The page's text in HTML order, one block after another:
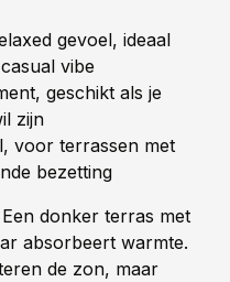
gevoel, ideaal
vibe
geschikt als je
zijn
voor terrassen met
bezetting
donker terras met
absorbeert warmte.
de zon, maar